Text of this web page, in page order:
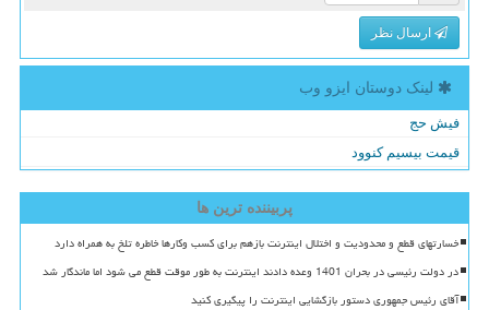
ارسال نظر
لینک دوستان ایزو وب
فیش حج
قیمت بیسیم کنوود
پربیننده ترین ها
خسارتهای قطع و محدودیت و اختلال اینترنت بازهم برای کسب وکارها خاطره تلخ به همراه دارد
در دولت رئیسی در بحران 1401 وعده دادند اینترنت به طور موقت قطع می شود اما ماندگار شد
آقای رئیس جمهوری دستور بازگشایی اینترنت را پیگیری کنید